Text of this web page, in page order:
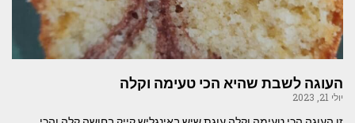
העוגה לשבת שהיא הכי טעימה וקלה
יולי 21, 2023